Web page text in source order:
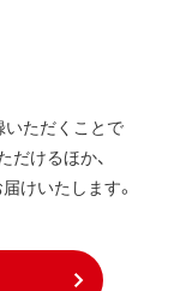
いただくことで
けるほか、
けいたします。